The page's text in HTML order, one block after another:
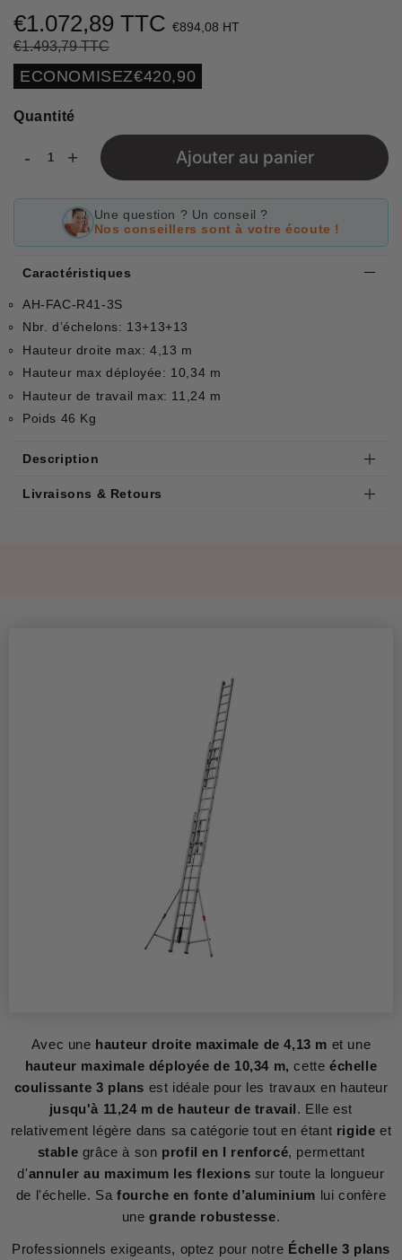
€1.072,89 TTC €894,08 HT
€1.493,79 TTC
régulier
réduit
Unit
price
ECONOMISEZ€420,90
Quantité
- + Ajouter au panier
Une question ? Un conseil ?
Nos conseillers sont à votre écoute !
Caractéristiques
AH-FAC-R41-3S
Nbr. d’échelons: 13+13+13
Hauteur droite max: 4,13 m
Hauteur max déployée: 10,34 m
Hauteur de travail max: 11,24 m
Poids 46 Kg
Description
Livraisons & Retours
Avec une hauteur droite maximale de 4,13 m et une
hauteur maximale déployée de 10,34 m, cetteéchelle
coulissante 3 plans est idéale pour les travaux en hauteur
jusqu'à 11,24 m de hauteur de travail. Elle est
relativement légère dans sa catégorie tout en étant rigide et
stable grâce à son profil en I renforcé, permettant
d'annuler au maximum les flexions sur toute la longueur
de l'échelle. Safourche en fonte d’aluminium lui confère
unegrande robustesse.
Professionnels exigeants, optez pour notre Échelle 3 plans